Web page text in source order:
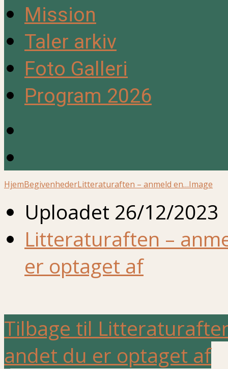
Mission
Taler arkiv
Foto Galleri
Program 2026
HjemBegivenhederLitteraturaften – anmeld en…Image
Uploadet 26/12/2023
Litteraturaften –
er optaget af
Tilbage til
andet du er optaget af